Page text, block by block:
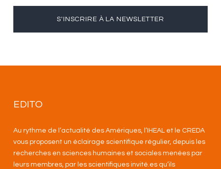
S'INSCRIRE À LA NEWSLETTER
EDITO
Au rythme de l’actualité des Amériques, l’IHEAL et le CREDA
vous proposent un éclairage scientifique régulier, depuis les
recherches en sciences humaines et sociales menées par
leurs membres, par les scientifiques invité.es qu’ils